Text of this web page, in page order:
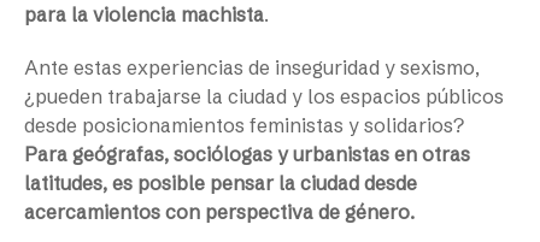
para la violencia machista.
Ante estas experiencias de inseguridad y sexismo,
¿pueden trabajarse la ciudad y los espacios públicos
desde posicionamientos feministas y solidarios?
Para geógrafas, sociólogas y urbanistas en otras
latitudes, es posible pensar la ciudad desde
acercamientos con perspectiva de género.